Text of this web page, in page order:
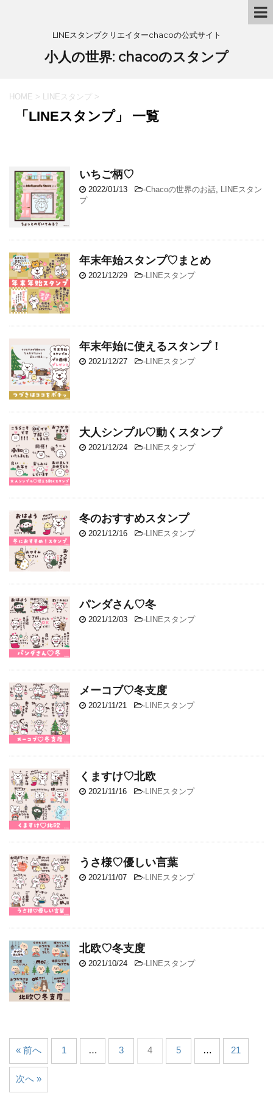
LINEスタンプクリエイターchacoの公式サイト
小人の世界: chacoのスタンプ
HOME > LINEスタンプ >
「LINEスタンプ」 一覧
いちご柄♡
2022/01/13 -Chacoの世界のお話, LINEスタン
プ
年末年始スタンプ♡まとめ
2021/12/29 -LINEスタンプ
年末年始に使えるスタンプ！
2021/12/27 -LINEスタンプ
大人シンプル♡動くスタンプ
2021/12/24 -LINEスタンプ
冬のおすすめスタンプ
2021/12/16 -LINEスタンプ
パンダさん♡冬
2021/12/03 -LINEスタンプ
メーコブ♡冬支度
2021/11/21 -LINEスタンプ
くますけ♡北欧
2021/11/16 -LINEスタンプ
うさ様♡優しい言葉
2021/11/07 -LINEスタンプ
北欧♡冬支度
2021/10/24 -LINEスタンプ
« 前へ 1 … 3 4 5 … 21
次へ »